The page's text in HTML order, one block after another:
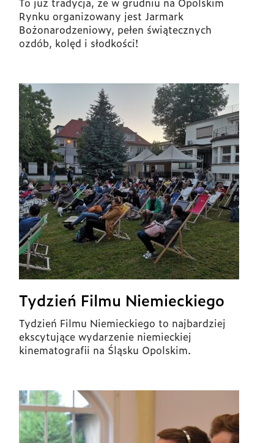
Rynku organizowany jest Jarmark
Bożonarodzeniowy, pełen świątecznych
ozdób, kolęd i słodkości!
Tydzień Filmu Niemieckiego
Tydzień Filmu Niemieckiego to najbardziej
ekscytujące wydarzenie niemieckiej
kinematografii na Śląsku Opolskim.